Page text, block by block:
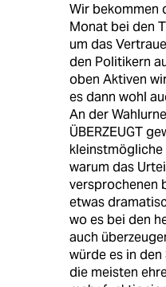
Wir bekommen
Monat bei den
um das
den Politikern
oben Aktiven
es dann wohl
An der
ÜBERZEUGT
kleinstmögliche
warum das
versprochenen
etwas
wo es bei den
auch
würde es in
die meisten